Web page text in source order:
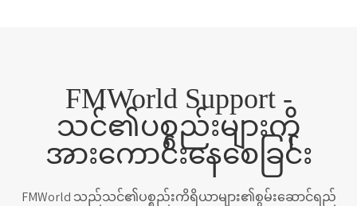
FMWorld Support -
သင်၏ပစ္စည်းများကို
အားကောင်းနေစေခြင်း
FMWorld သည်သင်၏ပစ္စည်းကိရိယာများ၏စွမ်းဆောင်ရည်